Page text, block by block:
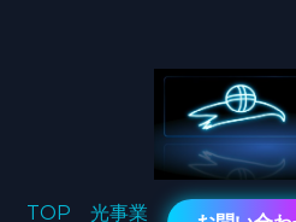
TOP 光事業